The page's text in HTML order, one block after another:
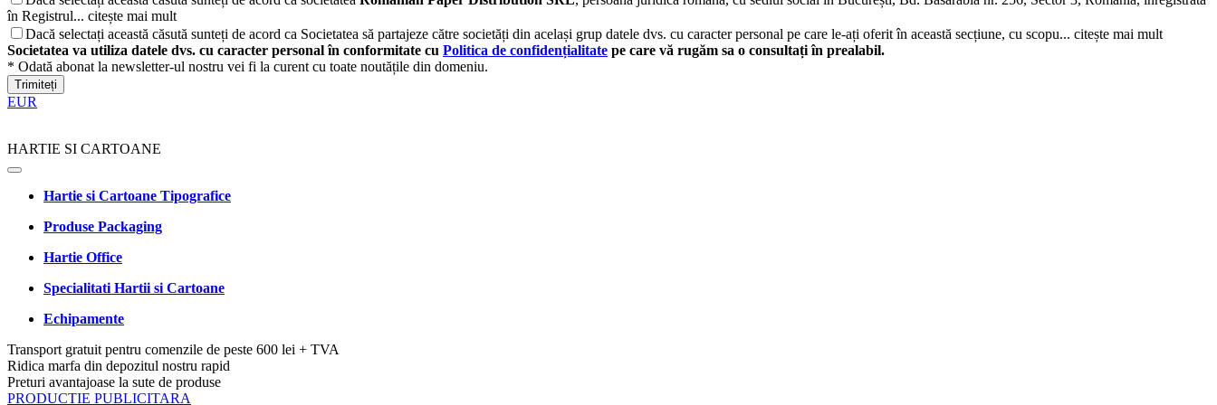
în Registrul... citește mai mult
Dacă selectați această căsută sunteți de acord ca Societatea să partajeze către societăți din același grup datele dvs. cu caracter personal pe care le-ați oferit în această secțiune, cu scopu... citește mai mult
Societatea va utiliza datele dvs. cu caracter personal în conformitate cu Politica de confidențialitate pe care vă rugăm sa o consultați în prealabil.
* Odată abonat la newsletter-ul nostru vei fi la curent cu toate noutățile din domeniu.
Trimiteți
EUR
HARTIE SI CARTOANE
Hartie si Cartoane Tipografice
Produse Packaging
Hartie Office
Specialitati Hartii si Cartoane
Echipamente
Transport gratuit pentru comenzile de peste 600 lei + TVA
Ridica marfa din depozitul nostru rapid
Preturi avantajoase la sute de produse
PRODUCTIE PUBLICITARA